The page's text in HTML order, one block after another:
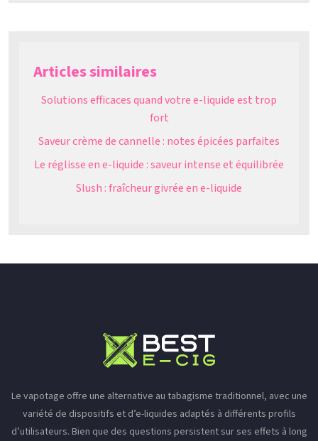
Articles similaires
Solutions efficaces quand votre e-liquide est trop
fort
Saveur crème de cannelle : notes épicées parfaites
Le réglisse en e-liquide : saveur intense et équilibrée
Slush : fraîcheur givrée en e-liquide
Le vapotage offre une alternative au tabagisme traditionnel, avec une
variété de dispositifs et d’e-liquides adaptés à différents profils
d’utilisateurs. Bien que des questions persistent sur ses effets à long